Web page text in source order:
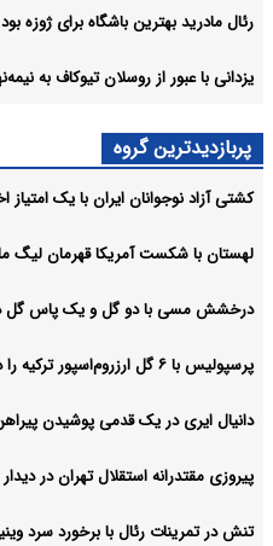
رئال مادرید بهترین باشگاه برای ژوزه بود
یزدانی با عبور از روسلان تیوکاف به
پربازدیدترین گروه
کشتی آزاد نوجوانان ایران با یک
لهستان با شکست آمریکا قهرمان لیگ ملت‌های
درخشش مسی با دو گل و یک پاس گل در
پرسپولیس با ۶ گل ارزروم‌اسپور ترکیه را در هم کوبید
دانیال ایری در یک قدمی پوشیدن
پیروزی مقتدرانه استقلال تهران در دیدار دوستانه، ۳ گل
تنش در تمرینات رئال با برخورد سرد